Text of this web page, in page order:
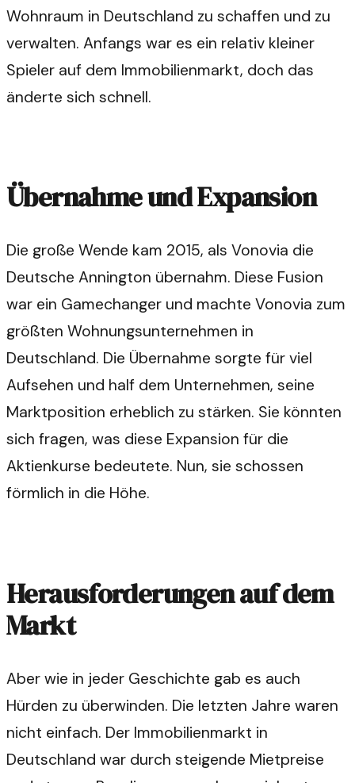
Wohnraum in Deutschland zu schaffen und zu
verwalten. Anfangs war es ein relativ kleiner
Spieler auf dem Immobilienmarkt, doch das
änderte sich schnell.
Übernahme und Expansion
Die große Wende kam 2015, als Vonovia die
Deutsche Annington übernahm. Diese Fusion
war ein Gamechanger und machte Vonovia zum
größten Wohnungsunternehmen in
Deutschland. Die Übernahme sorgte für viel
Aufsehen und half dem Unternehmen, seine
Marktposition erheblich zu stärken. Sie könnten
sich fragen, was diese Expansion für die
Aktienkurse bedeutete. Nun, sie schossen
förmlich in die Höhe.
Herausforderungen auf dem
Markt
Aber wie in jeder Geschichte gab es auch
Hürden zu überwinden. Die letzten Jahre waren
nicht einfach. Der Immobilienmarkt in
Deutschland war durch steigende Mietpreise